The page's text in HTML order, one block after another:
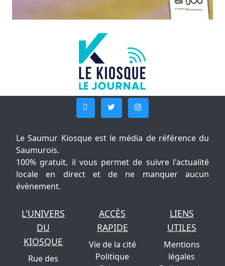
Le Saumur Kiosque est le média de référence du
Saumurois.
100% gratuit, il vous permet de suivre l'actualité
locale en direct et de ne manquer aucun
évènement.
L'UNIVERS
DU
KIOSQUE
Rue des
ACCÈS
RAPIDE
Vie de la cité
Politique
LIENS
UTILES
Mentions
légales